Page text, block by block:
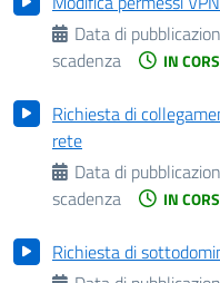
Data di
scadenza
IN
Richiesta di
rete
Data di
scadenza
IN
Richiesta di